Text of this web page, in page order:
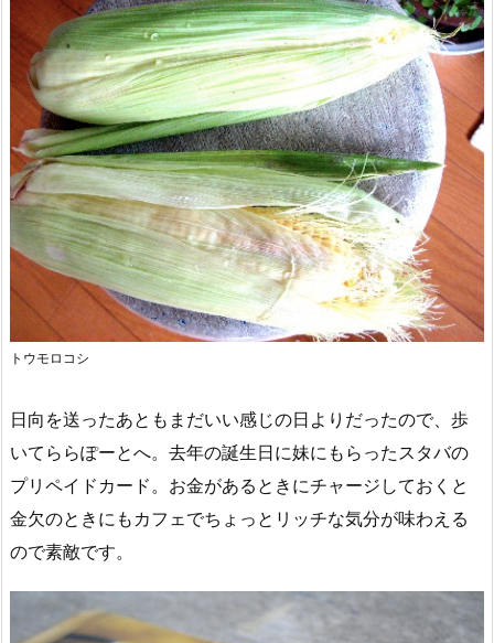
トウモロコシ
日向を送ったあともまだいい感じの日よりだったので、歩
いてららぽーとへ。去年の誕生日に妹にもらったスタバの
プリペイドカード。お金があるときにチャージしておくと
金欠のときにもカフェでちょっとリッチな気分が味わえる
ので素敵です。